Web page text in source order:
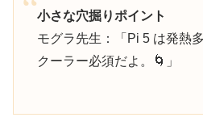
小さな穴掘りポイント
モグラ先生：「Pi 5 は発熱
クーラー必須だよ。🌀」